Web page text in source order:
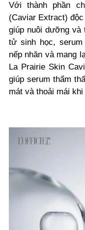
Với thành phần
(Caviar Extract)
giúp nuôi dưỡng và
tử sinh học,
nếp nhăn và mang
La Prairie Skin
giúp serum thẩm
mát và thoải mái